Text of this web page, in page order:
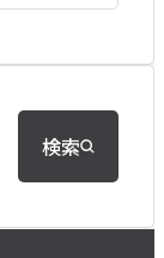
検索